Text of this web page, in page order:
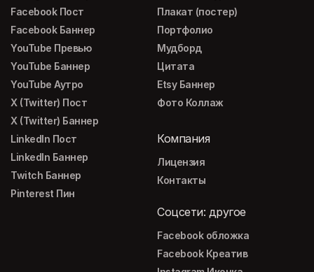
Facebook Пост
Facebook Баннер
YouTube Превью
YouTube Баннер
YouTube Аутро
X (Twitter) Пост
X (Twitter) Баннер
LinkedIn Пост
LinkedIn Баннер
Twitch Баннер
Pinterest Пин
Плакат (постер)
Портфолио
Мудборд
Цитата
Etsy Баннер
Фото Коллаж
Компания
Лицензия
Контакты
Соцсети: другое
Facebook обложка
Facebook Креатив